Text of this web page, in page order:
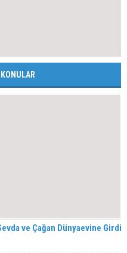
ve Çağan Dünyaevine Girdi